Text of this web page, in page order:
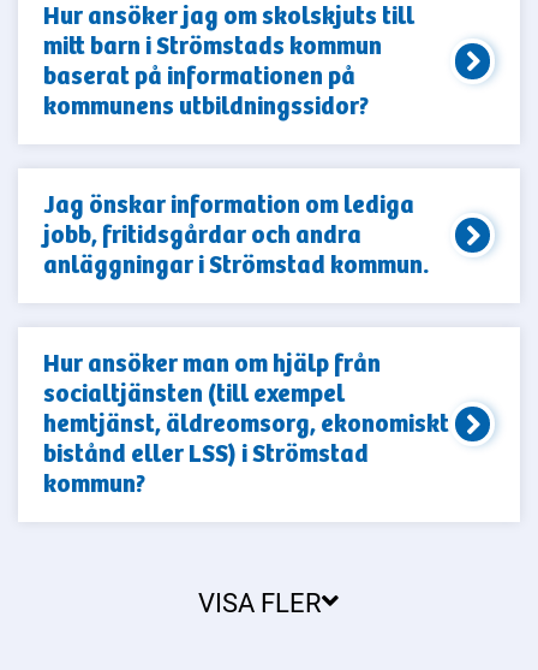
Hur ansöker jag om skolskjuts till
mitt barn i Strömstads kommun
baserat på informationen på
kommunens utbildningssidor?
Jag önskar information om lediga
jobb, fritidsgårdar och andra
anläggningar i Strömstad kommun.
Hur ansöker man om hjälp från
socialtjänsten (till exempel
hemtjänst, äldreomsorg, ekonomiskt
bistånd eller LSS) i Strömstad
kommun?
VISA FLER